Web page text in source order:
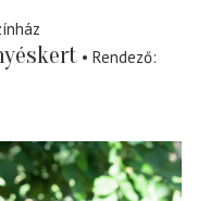
Rendező